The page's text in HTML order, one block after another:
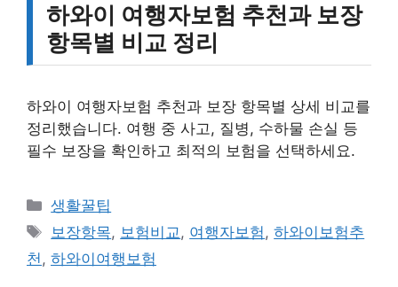
하와이 여행자보험 추천과 보장
항목별 비교 정리
하와이 여행자보험 추천과 보장 항목별 상세 비교를
정리했습니다. 여행 중 사고, 질병, 수하물 손실 등
필수 보장을 확인하고 최적의 보험을 선택하세요.
카
테
리
생활꿀팁
태
그
보장항목, 보험비교, 여행자보험,하와이보험추
천, 하와이여행보험